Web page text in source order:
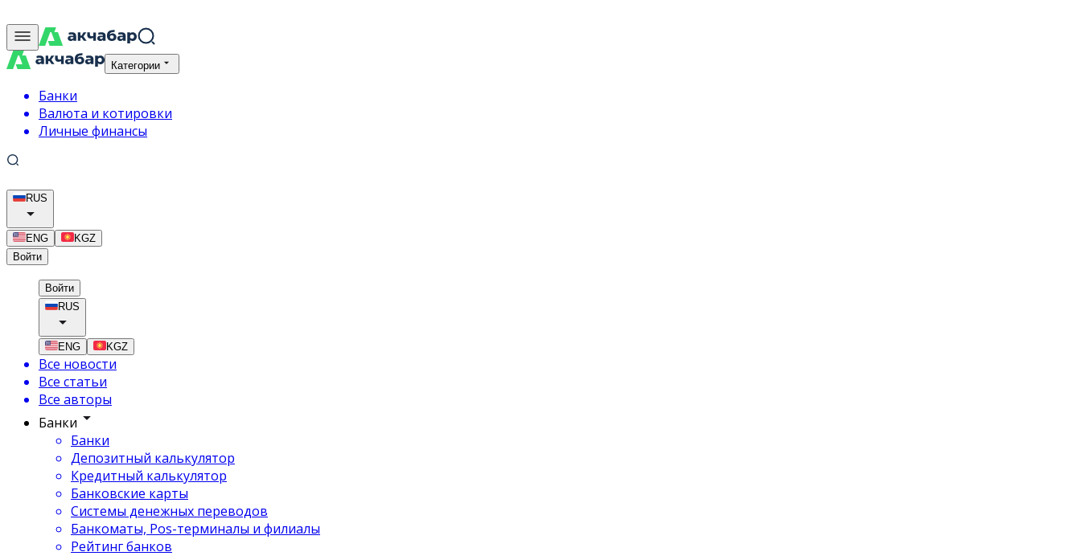
Категории
Банки
Валюта и котировки
Личные финансы
RUS
ENG
KGZ
Войти
Войти
RUS
ENG KGZ
Все новости
Все статьи
Все авторы
Банки
Банки
Депозитный калькулятор
Кредитный калькулятор
Банковские карты
Системы денежных переводов
Банкоматы, Pos-терминалы и филиалы
Рейтинг банков